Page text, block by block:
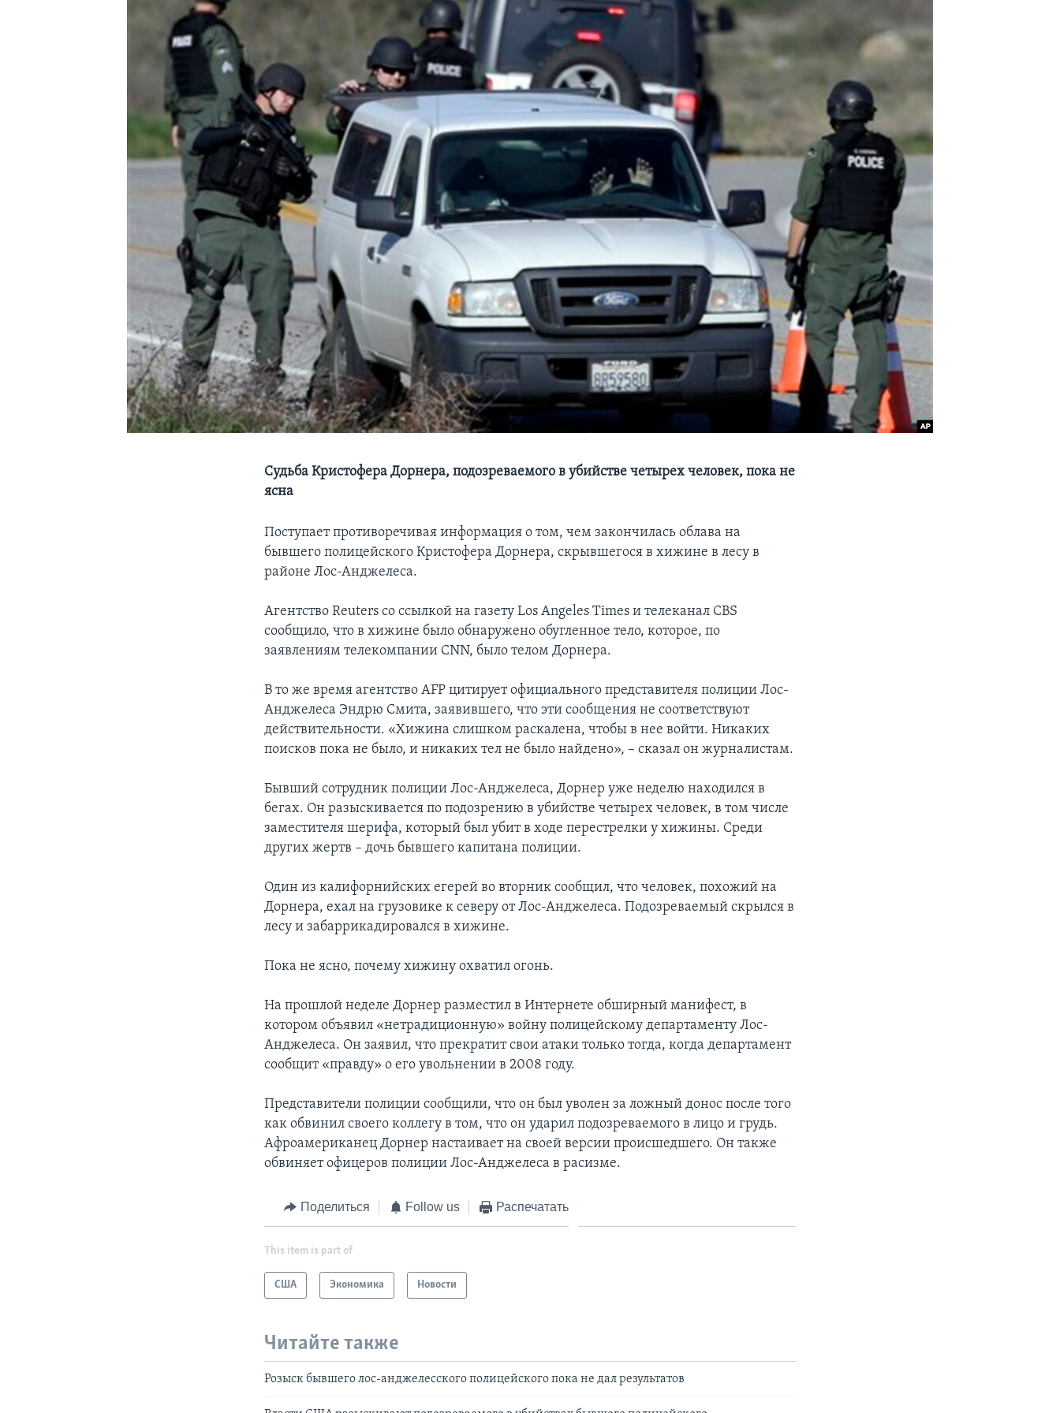
Судьба Кристофера Дорнера, подозреваемого в убийстве четырех человек, пока не
ясна
Поступает противоречивая информация о том, чем закончилась облава на
бывшего полицейского Кристофера Дорнера, скрывшегося в хижине в лесу в
районе Лос-Анджелеса.
Агентство Reuters cо ссылкой на газету Los Angeles Times и телеканал CBS
сообщило, что в хижине было обнаружено обугленное тело, которое, по
заявлениям телекомпании CNN, было телом Дорнера.
В то же время агентство AFP цитирует официального представителя полиции Лос-
Анджелеса Эндрю Смита, заявившего, что эти сообщения не соответствуют
действительности. «Хижина слишком раскалена, чтобы в нее войти. Никаких
поисков пока не было, и никаких тел не было найдено», – сказал он журналистам.
Бывший сотрудник полиции Лос-Анджелеса, Дорнер уже неделю находился в
бегах. Он разыскивается по подозрению в убийстве четырех человек, в том числе
заместителя шерифа, который был убит в ходе перестрелки у хижины. Среди
других жертв – дочь бывшего капитана полиции.
Один из калифорнийских егерей во вторник сообщил, что человек, похожий на
Дорнера, ехал на грузовике к северу от Лос-Анджелеса. Подозреваемый скрылся в
лесу и забаррикадировался в хижине.
Пока не ясно, почему хижину охватил огонь.
На прошлой неделе Дорнер разместил в Интернете обширный манифест, в
котором объявил «нетрадиционную» войну полицейскому департаменту Лос-
Анджелеса. Он заявил, что прекратит свои атаки только тогда, когда департамент
сообщит «правду» о его увольнении в 2008 году.
Представители полиции сообщили, что он был уволен за ложный донос после того
как обвинил своего коллегу в том, что он ударил подозреваемого в лицо и грудь.
Афроамериканец Дорнер настаивает на своей версии происшедшего. Он также
обвиняет офицеров полиции Лос-Анджелеса в расизме.
Поделиться Follow us Распечатать
This item is part of
США Экономика Новости
Читайте также
Розыск бывшего лос-анджелесского полицейского пока не дал результатов